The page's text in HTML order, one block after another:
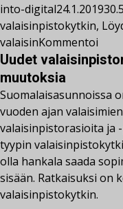
into-digital24.1.2019
valaisinpistokytkin,
valaisinKommentoi
Uudet
muutoksia
Suomalaisasunnoissa
vuoden ajan
valaisinpistorasioita ja
tyypin
olla hankala saada
sisään. Ratkaisuksi on
valaisinpistokytkin.